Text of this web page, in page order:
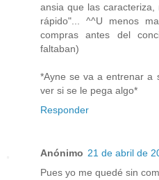
ansia que las
rápido"... ^^U menos
compras antes del
faltaban)
*Ayne se va a entrenar a
ver si se le pega algo*
Responder
Anónimo 21 de abril de
Pues yo me quedé sin